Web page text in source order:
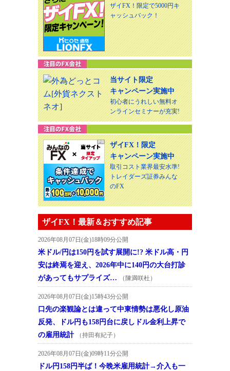
ザイFX！限定で5000円キ
ャッシュバック！
当サイト限定
キャンペーン実施中
初心者にうれしい無料オ
ンラインセミナーが充実!
ザイFX！限定
キャンペーン実施中
取引コスト業界最安水準!
トレイダーズ証券みんな
のFX
ザイFX！最新＆おすすめ記事
2026年08月07日(金)18時09分公開
米ドル/円は150円を試す展開に!? 米ドル高・円
安は終焉を迎え、2026年中に140円の大台打診
があってもサプライズ…
（陳満咲杜）
2026年08月07日(金)15時43分公開
口先の楽観論とは違って中東情勢は悪化し原油
反発、ドル円も158円台に戻しドル金利上昇で
の雇用統計
（持田有紀子）
2026年08月07日(金)09時11分公開
ドル円158円半ば！今晩米雇用統計→介入も一